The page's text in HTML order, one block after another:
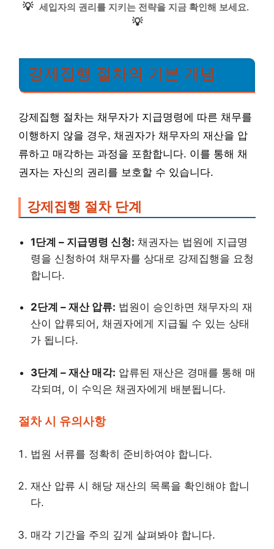
💡 세입자의 권리를 지키는 전략을 지금 확인해 보세요.
💡
강제집행 절차의 기본 개념
강제집행 절차는 채무자가 지급명령에 따른 채무를
이행하지 않을 경우, 채권자가 채무자의 재산을 압
류하고 매각하는 과정을 포함합니다. 이를 통해 채
권자는 자신의 권리를 보호할 수 있습니다.
강제집행 절차 단계
1단계 – 지급명령 신청: 채권자는 법원에 지급명
령을 신청하여 채무자를 상대로 강제집행을 요청
합니다.
2단계 – 재산 압류: 법원이 승인하면 채무자의 재
산이 압류되어, 채권자에게 지급될 수 있는 상태
가 됩니다.
3단계 – 재산 매각: 압류된 재산은 경매를 통해 매
각되며, 이 수익은 채권자에게 배분됩니다.
절차 시 유의사항
법원 서류를 정확히 준비하여야 합니다.
재산 압류 시 해당 재산의 목록을 확인해야 합니
다.
매각 기간을 주의 깊게 살펴봐야 합니다.